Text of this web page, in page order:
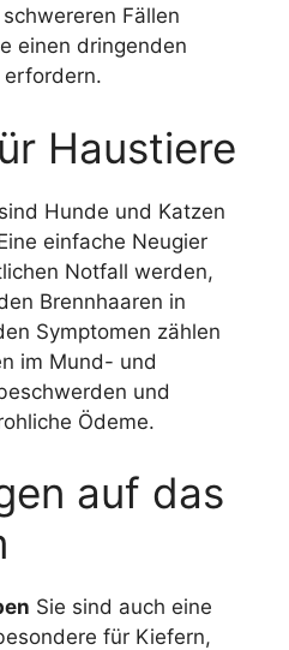
Fällen
einen dringenden
erfordern.
Haustiere
Hunde und Katzen
einfache Neugier
Notfall werden,
Brennhaaren in
Symptomen zählen
im Mund- und
und
Ödeme.
auf das
Sie sind auch eine
für Kiefern,